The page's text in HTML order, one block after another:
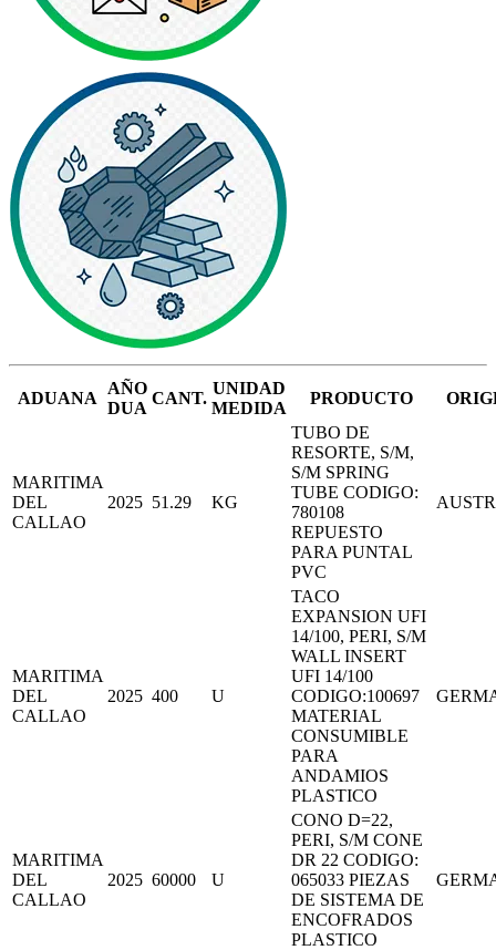
ADUANA
AÑO
DUA
CANT.
UNIDAD
MEDIDA
PRODUCTO
MARITIMA
DEL
CALLAO
2025 51.29 KG
TUBO DE
RESORTE, S/M,
S/M SPRING
TUBE CODIGO:
780108
REPUESTO
PARA PUNTAL
PVC
MARITIMA
DEL
CALLAO
2025 400 U
TACO
EXPANSION UFI
14/100, PERI, S/M
WALL INSERT
UFI 14/100
CODIGO:100697
MATERIAL
CONSUMIBLE
PARA
ANDAMIOS
PLASTICO
MARITIMA
DEL
CALLAO
2025 60000 U
CONO D=22,
PERI, S/M CONE
DR 22 CODIGO:
065033 PIEZAS
DE SISTEMA DE
ENCOFRADOS
PLASTICO